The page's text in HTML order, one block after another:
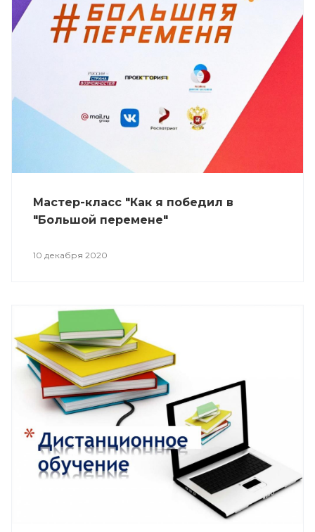
Мастер-класс "Как я победил в
"Большой перемене"
10 декабря 2020